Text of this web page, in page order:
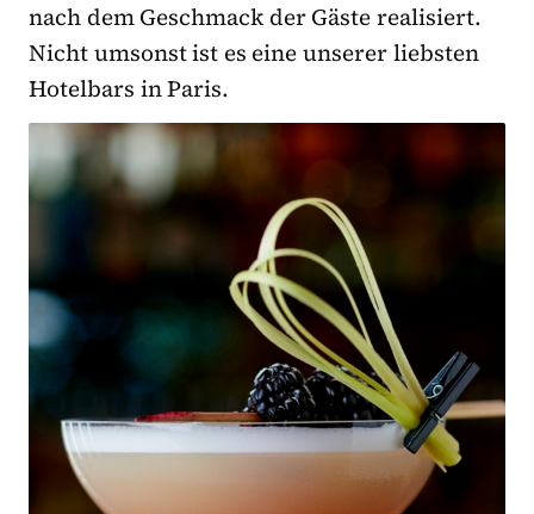
nach dem Geschmack der Gäste realisiert.
Nicht umsonst ist es eine unserer liebsten
Hotelbars in Paris.